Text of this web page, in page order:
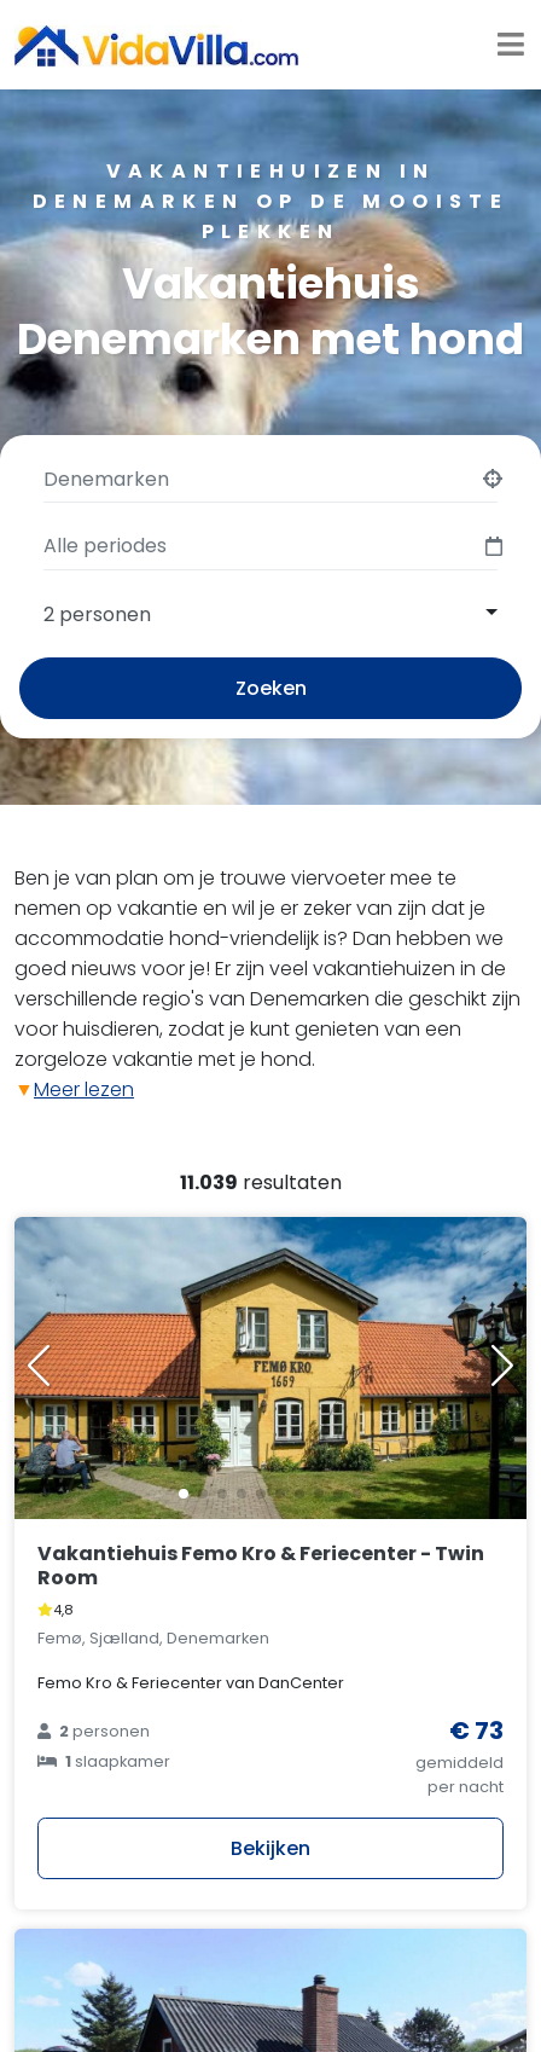
VAKANTIEHUIZEN IN
DENEMARKEN OP DE MOOISTE
PLEKKEN
Vakantiehuis
Denemarken met hond
2 personen
Zoeken
Ben je van plan om je trouwe viervoeter mee te
nemen op vakantie en wil je er zeker van zijn dat je
accommodatie hond-vriendelijk is? Dan hebben we
goed nieuws voor je! Er zijn veel vakantiehuizen in de
verschillende regio's van Denemarken die geschikt zijn
voor huisdieren, zodat je kunt genieten van een
zorgeloze vakantie met je hond.​​​​​​​
▼Meer lezen
11.039 resultaten
Vakantiehuis Femo Kro & Feriecenter - Twin
Room
4,8
Femø, Sjælland, Denemarken
Femo Kro & Feriecenter van DanCenter
2personen
1slaapkamer
€ 73
gemiddeld
per nacht
Bekijken